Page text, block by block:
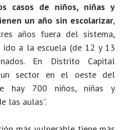
casos de niños, niñas y
un año sin escolarizar,
años fuera del sistema,
ido a la escuela (de 12 y 13
En Distrito Capital
un sector en el oeste del
hay 700 niños, niñas y
las aulas”.